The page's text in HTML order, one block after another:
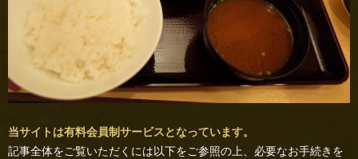
当サイトは有料会員制サービスとなっています。
記事全体をご覧いただくには以下をご参照の上、必要なお手続きを